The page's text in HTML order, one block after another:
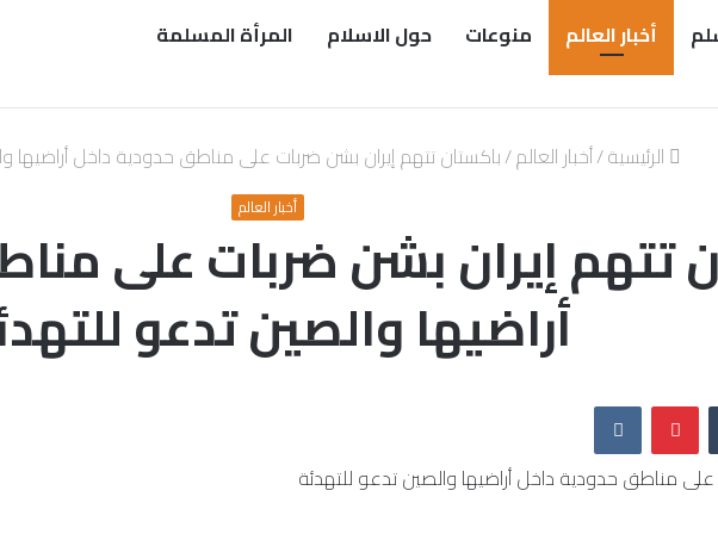
أخبار العالم منوعات حول الاسلام المرأة المسلمة
الرئيسية/أخبار العالم/باكستان تتهم إيران بشن ضربات على مناطق حدودية داخل أراضيها
أخبار العالم
تتهم إيران بشن ضربات على
أراضيها والصين تدعو
بينتيريست